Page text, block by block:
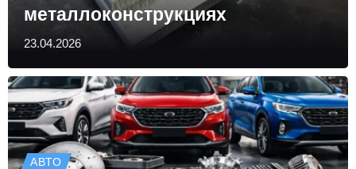
металлоконструкциях
23.04.2026
АВТО